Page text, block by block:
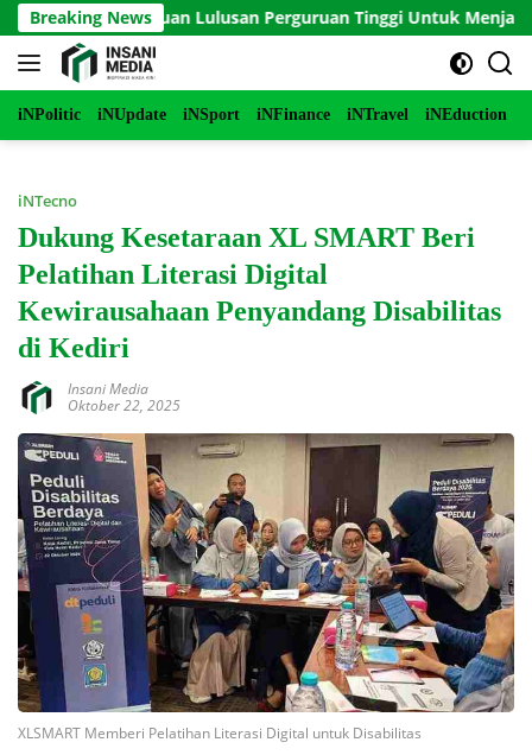
Langsung
ke
konten
Breaking News
Panduan Lulusan Perguruan Tinggi Untuk Menjadi
iNPolitic iNUpdate iNSport iNFinance iNTravel iNEduction
iNTecno
Dukung Kesetaraan XL SMART Beri
Pelatihan Literasi Digital
Kewirausahaan Penyandang Disabilitas
di Kediri
Insani Media
Oktober 22, 2025
XLSMART Memberi Pelatihan Literasi Digital untuk Disabilitas